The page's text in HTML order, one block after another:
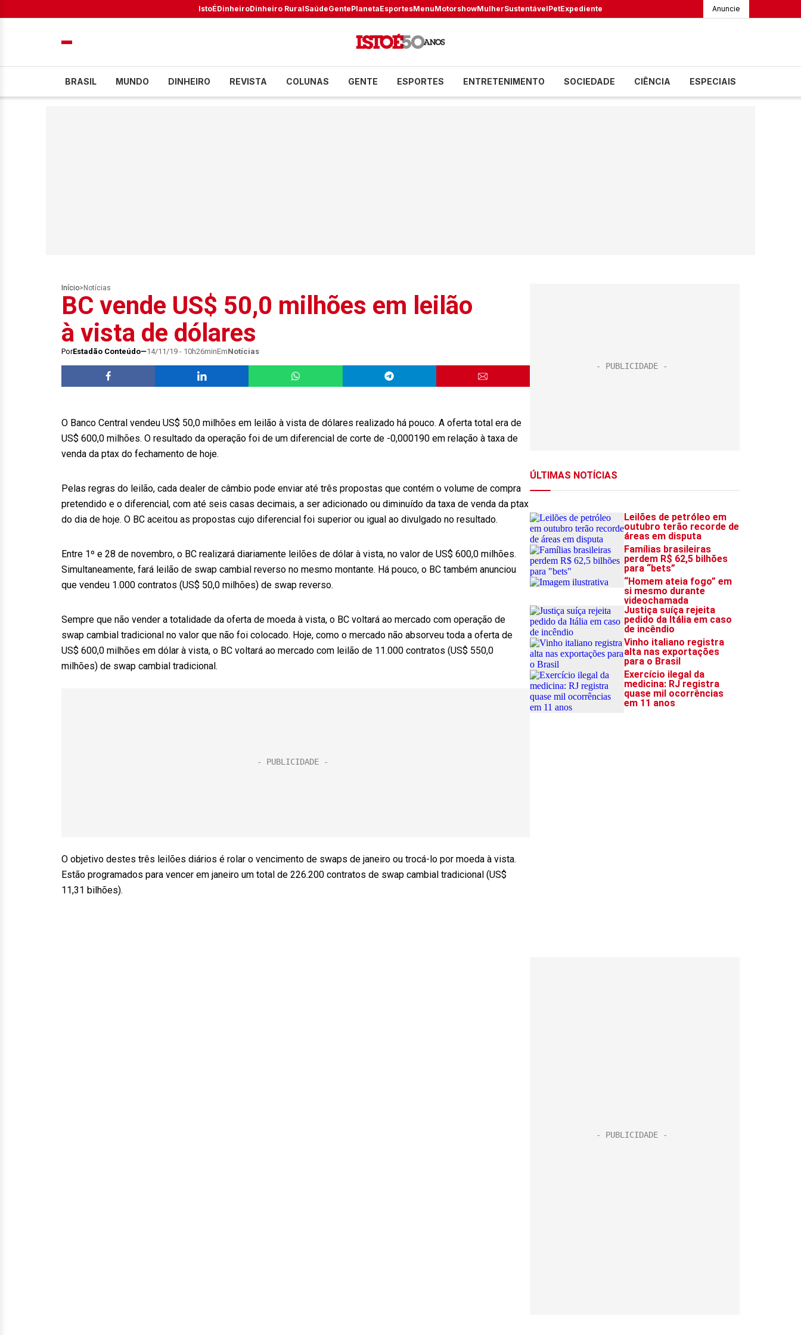
IstoÉDinheiroDinheiro RuralSaúdeGentePlanetaEsportesMenuMotorshowMulherSustentávelPetExpediente Anuncie
BRASIL MUNDO DINHEIRO REVISTA COLUNAS GENTE ESPORTES ENTRETENIMENTO SOCIEDADE CIÊNCIA ESPECIAIS
Início> Notícias
BC vende US$ 50,0 milhões em leilão
à vista de dólares
PorEstadão Conteúdo 14/11/19 - 10h26minEmNotícias
O Banco Central vendeu US$ 50,0 milhões em leilão à vista de dólares realizado há pouco. A oferta total era de
US$ 600,0 milhões. O resultado da operação foi de um diferencial de corte de -0,000190 em relação à taxa de
venda da ptax do fechamento de hoje.
Pelas regras do leilão, cada dealer de câmbio pode enviar até três propostas que contém o volume de compra
pretendido e o diferencial, com até seis casas decimais, a ser adicionado ou diminuído da taxa de venda da ptax
do dia de hoje. O BC aceitou as propostas cujo diferencial foi superior ou igual ao divulgado no resultado.
Entre 1º e 28 de novembro, o BC realizará diariamente leilões de dólar à vista, no valor de US$ 600,0 milhões.
Simultaneamente, fará leilão de swap cambial reverso no mesmo montante. Há pouco, o BC também anunciou
que vendeu 1.000 contratos (US$ 50,0 milhões) de swap reverso.
Sempre que não vender a totalidade da oferta de moeda à vista, o BC voltará ao mercado com operação de
swap cambial tradicional no valor que não foi colocado. Hoje, como o mercado não absorveu toda a oferta de
US$ 600,0 milhões em dólar à vista, o BC voltará ao mercado com leilão de 11.000 contratos (US$ 550,0
milhões) de swap cambial tradicional.
O objetivo destes três leilões diários é rolar o vencimento de swaps de janeiro ou trocá-lo por moeda à vista.
Estão programados para vencer em janeiro um total de 226.200 contratos de swap cambial tradicional (US$
11,31 bilhões).